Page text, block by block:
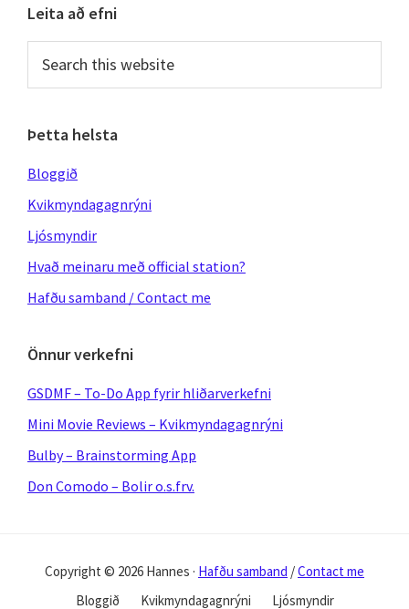
Primary
Sidebar
Leita að efni
this
website
Þetta helsta
Bloggið
Kvikmyndagagnrýni
Ljósmyndir
Hvað meinaru með official station?
Hafðu samband / Contact me
Önnur verkefni
GSDMF – To-Do App fyrir hliðarverkefni
Mini Movie Reviews – Kvikmyndagagnrýni
Bulby – Brainstorming App
Don Comodo – Bolir o.s.frv.
Copyright © 2026 Hannes · Hafðu samband /Contact me
Bloggið
Kvikmyndagagnrýni Ljósmyndir